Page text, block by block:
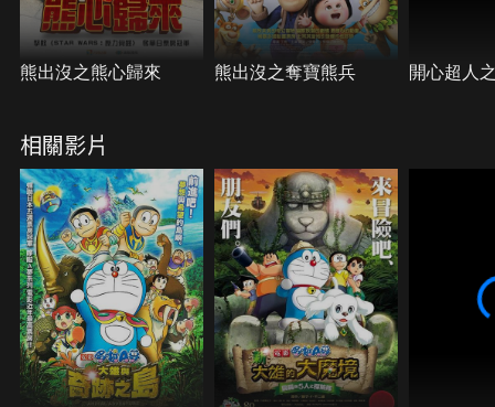
熊出沒之熊心歸來 熊出沒之奪寶熊兵 開心超人
相關影片